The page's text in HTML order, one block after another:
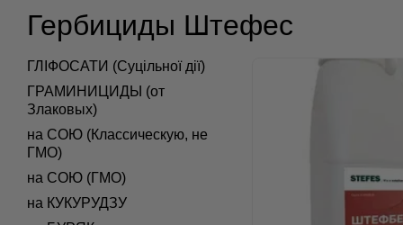
Гербициды Штефес
ГЛІФОСАТИ (Суцільної дії)
ГРАМИНИЦИДЫ (от
Злаковых)
на СОЮ (Классическую, не
ГМО)
на СОЮ (ГМО)
на КУКУРУДЗУ